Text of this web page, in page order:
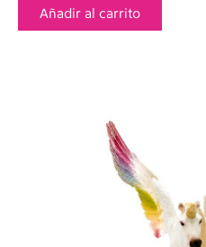
Añadir al carrito